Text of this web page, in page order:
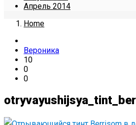
Апрель 2014
Home
Вероника
10
0
0